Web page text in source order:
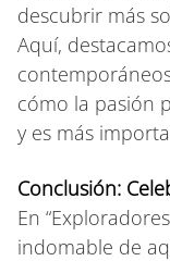
descubrir más
Aquí,
cómo la pasión
y es más
Conclusión:
En
indomable de